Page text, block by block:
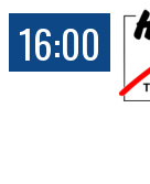
16:00